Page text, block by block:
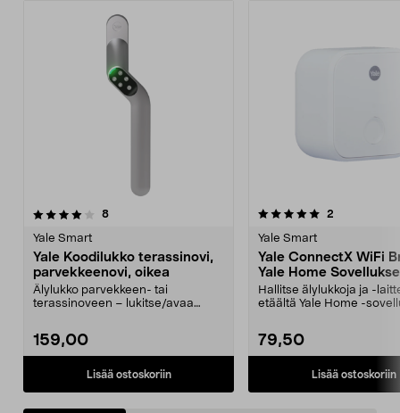
8arvostelut
Yale Smart
Yale Koodilukko terassinovi,
parvekkeenovi, oikea
Älylukko parvekkeen- tai
terassinoveen – lukitse/avaa
159,00
Lisää ostoskoriin
5.0 viidestä
2
Yale Smart
Yale ConnectX WiFi
Yale Home
Hallitse älylukkoja ja -
etäältä Yale Home -
79,50
Lisää ostoskoriin
4.5 viidestä